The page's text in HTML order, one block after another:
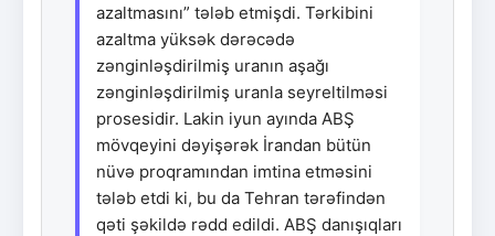
azaltmasını” tələb etmişdi. Tərkibini
azaltma yüksək dərəcədə
zənginləşdirilmiş uranın aşağı
zənginləşdirilmiş uranla seyreltilməsi
prosesidir. Lakin iyun ayında ABŞ
mövqeyini dəyişərək İrandan bütün
nüvə proqramından imtina etməsini
tələb etdi ki, bu da Tehran tərəfindən
qəti şəkildə rədd edildi. ABŞ danışıqları